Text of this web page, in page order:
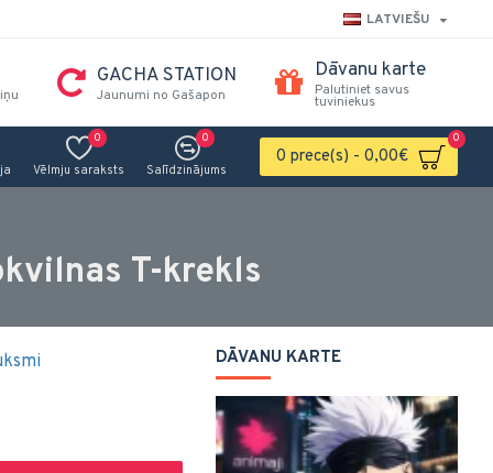
LATVIEŠU
GACHA STATION
Jaunumi no Gašapon
Dāvanu karte
Palutiniet savus
tuviniekus
Vēlmju saraksts
0
Salīdzinājums
0
0 prece(s) - 0,00€
0
T-krekls
DĀVANU KARTE